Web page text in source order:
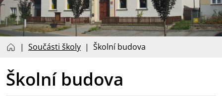
Součásti školy Školní budova
Školní budova